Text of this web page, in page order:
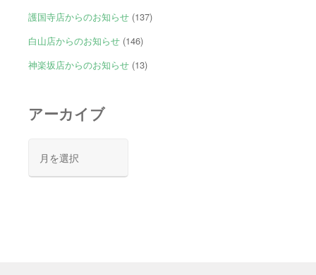
護国寺店からのお知らせ(137)
白山店からのお知らせ(146)
神楽坂店からのお知らせ(13)
アーカイブ
カ